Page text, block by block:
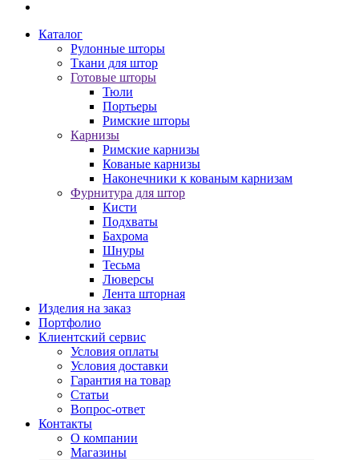
Каталог
Рулонные шторы
Ткани для штор
Готовые шторы
Тюли
Портьеры
Римские шторы
Карнизы
Римские карнизы
Кованые карнизы
Наконечники к кованым карнизам
Фурнитура для штор
Кисти
Подхваты
Бахрома
Шнуры
Тесьма
Люверсы
Лента шторная
Изделия на заказ
Портфолио
Клиентский сервис
Условия оплаты
Условия доставки
Гарантия на товар
Статьи
Вопрос-ответ
Контакты
О компании
Магазины